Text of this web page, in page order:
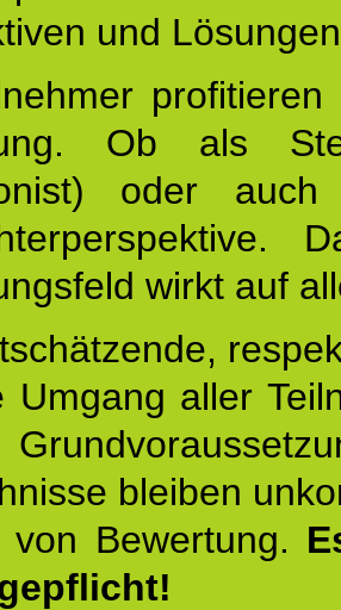
und
Ob als
oder
wirkt auf
Umgang aller
bleiben
Bewertung.